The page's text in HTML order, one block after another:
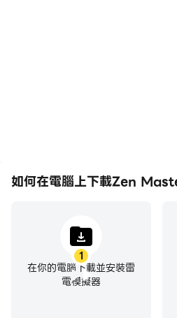
如何在電腦上下載Zen
1
在你的電腦下載並安裝雷
電模擬器